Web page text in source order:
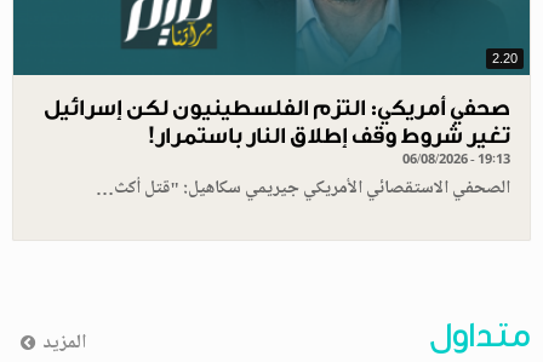
2.20
صحفي أمريكي: التزم الفلسطينيون لكن إسرائيل
تغير شروط وقف إطلاق النار باستمرار!
06/08/2026 - 19:13
الصحفي الاستقصائي الأمريكي جيريمي سكاهيل: "قتل أكث…
متداول المزيد